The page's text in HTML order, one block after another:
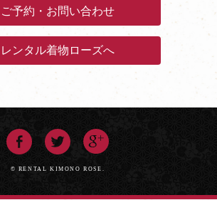
ご予約・お問い合わせ
レンタル着物ローズへ
© RENTAL KIMONO ROSE.